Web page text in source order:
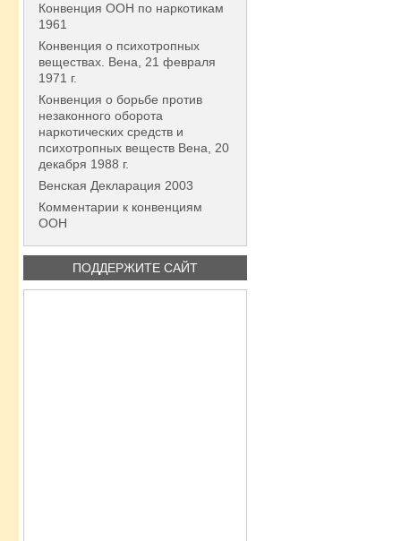
Конвенция ООН по наркотикам
1961
Конвенция о психотропных
веществах. Вена, 21 февраля
1971 г.
Конвенция о борьбе против
незаконного оборота
наркотических средств и
психотропных веществ Вена, 20
декабря 1988 г.
Венская Декларация 2003
Комментарии к конвенциям
ООН
ПОДДЕРЖИТЕ САЙТ